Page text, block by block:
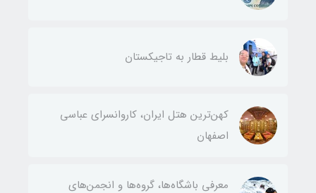
بلیط قطار به تاجیکستان
کهن‌ترین هتل ایران، کاروانسرای عباسی
اصفهان
معرفی باشگاه‌ها، گروه‌ها و انجمن‌های